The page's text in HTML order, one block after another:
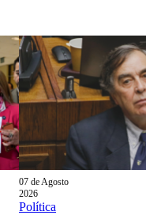
07 de Agosto
2026
Política